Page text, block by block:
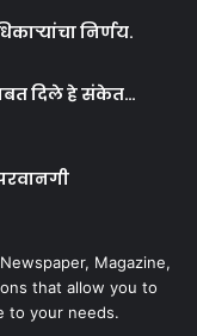
निर्णय.
दिले हे संकेत…
Magazine,
that allow you to
to your needs.